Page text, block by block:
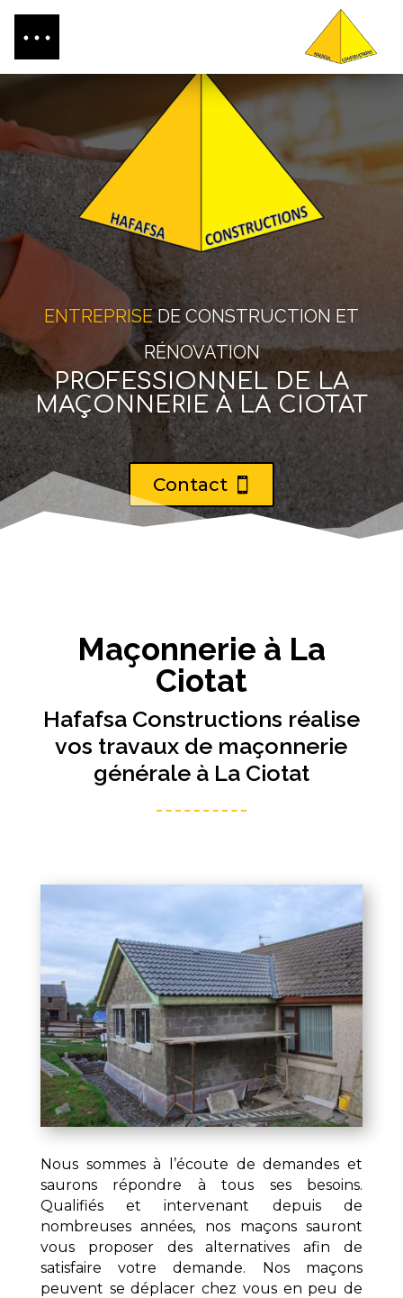
ENTREPRISEDE CONSTRUCTION ET
RÉNOVATION
PROFESSIONNEL DE LA
MAÇONNERIE À LA CIOTAT
Contact
Maçonnerie à La
Ciotat
Hafafsa Constructions réalise
vos travaux de maçonnerie
générale à La Ciotat
Nous sommes à l’écoute de demandes et
saurons répondre à tous ses besoins.
Qualifiés et intervenant depuis de
nombreuses années, nos maçons sauront
vous proposer des alternatives afin de
satisfaire votre demande. Nos maçons
peuvent se déplacer chez vous en peu de